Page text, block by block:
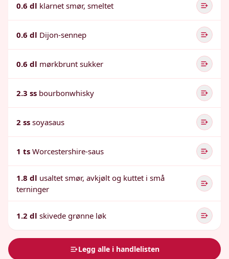
0.6 dl klarnet smør, smeltet
0.6 dl Dijon-sennep
0.6 dl mørkbrunt sukker
2.3 ss bourbonwhisky
2 ss soyasaus
1 ts Worcestershire-saus
1.8 dl usaltet smør, avkjølt og kuttet i små
terninger
1.2 dl skivede grønne løk
Legg alle i handlelisten